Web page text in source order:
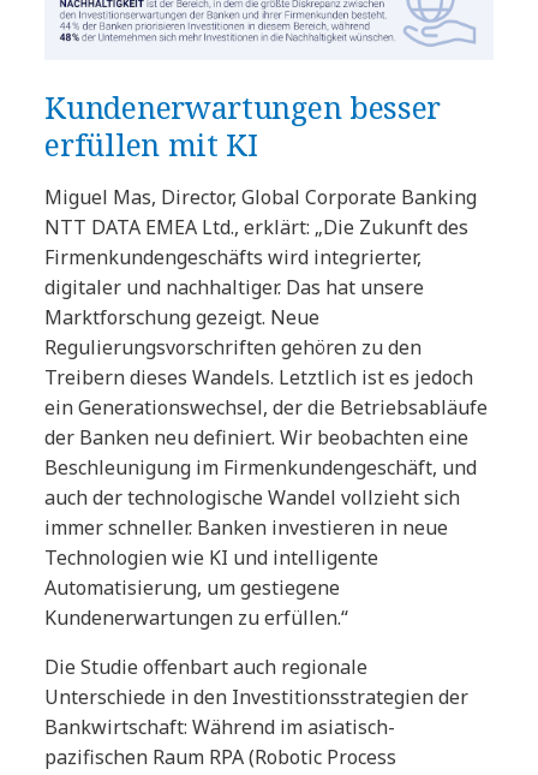
Kundenerwartungen besser
erfüllen mit KI
Miguel Mas, Director, Global Corporate Banking
NTT DATA EMEA Ltd., erklärt: „Die Zukunft des
Firmenkundengeschäfts wird integrierter,
digitaler und nachhaltiger. Das hat unsere
Marktforschung gezeigt. Neue
Regulierungsvorschriften gehören zu den
Treibern dieses Wandels. Letztlich ist es jedoch
ein Generationswechsel, der die Betriebsabläufe
der Banken neu definiert. Wir beobachten eine
Beschleunigung im Firmenkundengeschäft, und
auch der technologische Wandel vollzieht sich
immer schneller. Banken investieren in neue
Technologien wie KI und intelligente
Automatisierung, um gestiegene
Kundenerwartungen zu erfüllen.“
Die Studie offenbart auch regionale
Unterschiede in den Investitionsstrategien der
Bankwirtschaft: Während im asiatisch-
pazifischen Raum RPA (Robotic Process